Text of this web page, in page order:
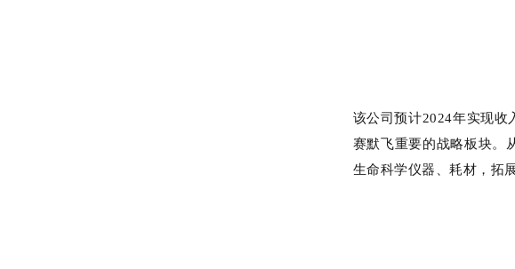
该公司预计2024年实现收
赛默飞重要的战略板块。
生命科学仪器、耗材，拓